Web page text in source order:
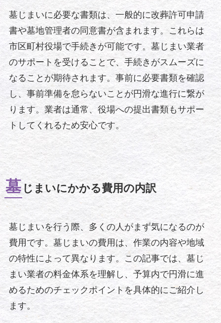
墓じまいに必要な書類は、一般的に改葬許可申請
書や墓地管理者の同意書が含まれます。これらは
市区町村役場で手続きが可能です。墓じまい業者
のサポートを受けることで、手続きがスムーズに
なることが期待されます。事前に必要書類を確認
し、事前準備を怠らないことが円滑な進行に繋が
ります。業者は通常、役場への提出書類もサポー
トしてくれるため安心です。
墓 じまいにかかる費用の内訳
墓じまいを行う際、多くの人がまず気になるのが
費用です。墓じまいの費用は、作業の内容や地域
の特性によって異なります。この記事では、墓じ
まい業者の料金体系を理解し、予算内で円滑に進
めるためのチェックポイントを具体的にご紹介し
ます。